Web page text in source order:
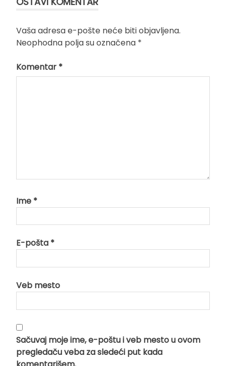
Vaša adresa e-pošte neće biti objavljena.
Neophodna polja su označena *
Komentar *
Ime *
E-pošta *
Veb mesto
Sačuvaj moje ime, e-poštu i veb mesto u ovom
pregledaču veba za sledeći put kada